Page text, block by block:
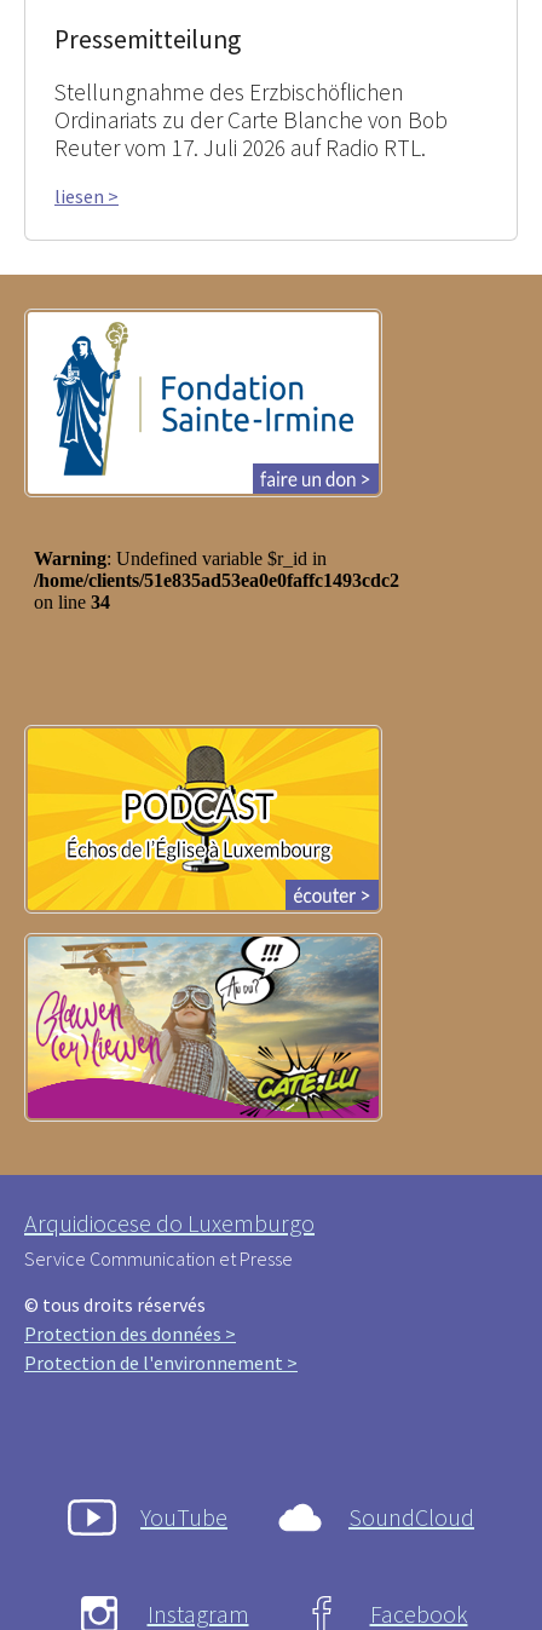
Pressemitteilung
Stellungnahme des Erzbischöflichen
Ordinariats zu der Carte Blanche von Bob
Reuter vom 17. Juli 2026 auf Radio RTL.
liesen >
Arquidiocese do Luxemburgo
Service Communication et Presse
© tous droits réservés
Protection des données >
Protection de l'environnement >
YouTube SoundCloud
Instagram Facebook